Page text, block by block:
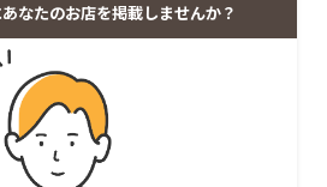
なたのお店を掲載しませんか？